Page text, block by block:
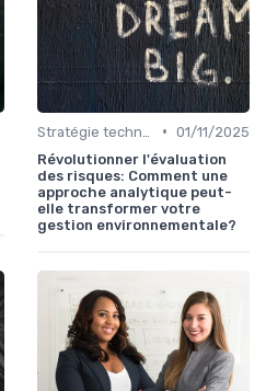
• 01/11/2025
Révolutionner l'évaluation
des risques: Comment une
approche analytique peut-
elle transformer votre
gestion environnementale?